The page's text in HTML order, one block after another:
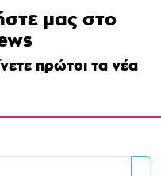
μας στο
πρώτοι τα νέα